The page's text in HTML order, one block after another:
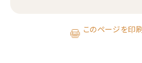
このページを印